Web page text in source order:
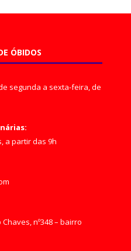
ÓBIDOS
segunda a sexta-feira, de
a partir das 9h
nº348 – bairro